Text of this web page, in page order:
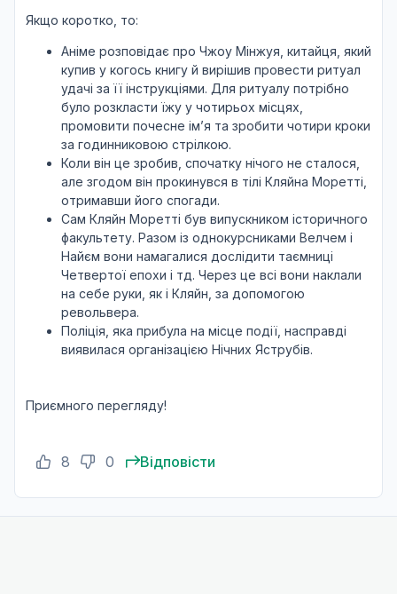
Якщо коротко, то:
Аніме розповідає про Чжоу Мінжуя, китайця, який
купив у когось книгу й вирішив провести ритуал
удачі за її інструкціями. Для ритуалу потрібно
було розкласти їжу у чотирьох місцях,
промовити почесне ім’я та зробити чотири кроки
за годинниковою стрілкою.
Коли він це зробив, спочатку нічого не сталося,
але згодом він прокинувся в тілі Кляйна Моретті,
отримавши його спогади.
Сам Кляйн Моретті був випускником історичного
факультету. Разом із однокурсниками Велчем і
Найєм вони намагалися дослідити таємниці
Четвертої епохи і тд. Через це всі вони наклали
на себе руки, як і Кляйн, за допомогою
револьвера.
Поліція, яка прибула на місце події, насправді
виявилася організацією Нічних Яструбів.
Приємного перегляду!
8 0 Відповісти